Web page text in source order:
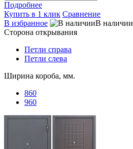
Подробнее
Купить в 1 клик Сравнение
В избранное
В наличии
Сторона открывания
Петли справа
Петли слева
Ширина короба, мм.
860
960